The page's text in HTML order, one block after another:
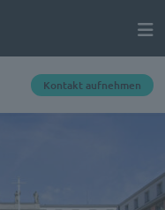
Kontakt aufnehmen